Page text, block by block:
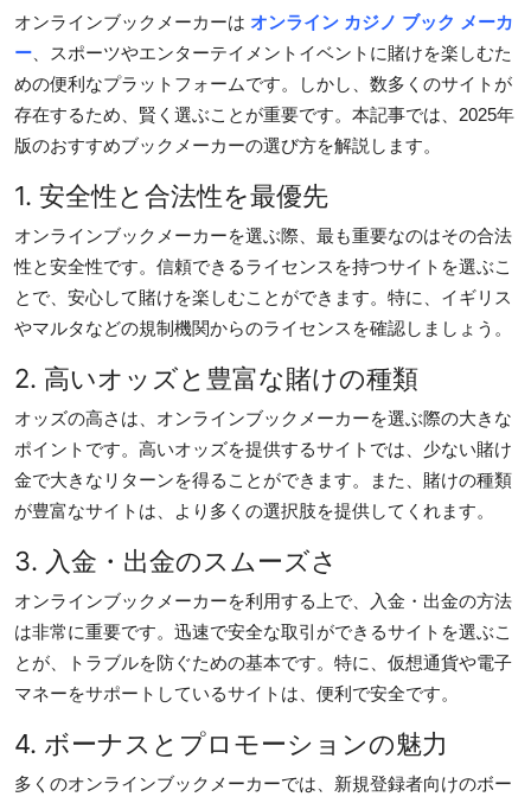
Business
Finance
Tech
Real Estate
General
Top 10
How To
Support Number
オンラインブックメーカーは オンライン カジノ ブック メーカ
ー 、スポーツやエンターテイメントイベントに賭けを楽しむた
めの便利なプラットフォームです。しかし、数多くのサイトが
存在するため、賢く選ぶことが重要です。本記事では、2025年
版のおすすめブックメーカーの選び方を解説します。
1. 安全性と合法性を最優先
オンラインブックメーカーを選ぶ際、最も重要なのはその合法
性と安全性です。信頼できるライセンスを持つサイトを選ぶこ
とで、安心して賭けを楽しむことができます。特に、イギリス
やマルタなどの規制機関からのライセンスを確認しましょう。
2. 高いオッズと豊富な賭けの種類
オッズの高さは、オンラインブックメーカーを選ぶ際の大きな
ポイントです。高いオッズを提供するサイトでは、少ない賭け
金で大きなリターンを得ることができます。また、賭けの種類
が豊富なサイトは、より多くの選択肢を提供してくれます。
3. 入金・出金のスムーズさ
オンラインブックメーカーを利用する上で、入金・出金の方法
は非常に重要です。迅速で安全な取引ができるサイトを選ぶこ
とが、トラブルを防ぐための基本です。特に、仮想通貨や電子
マネーをサポートしているサイトは、便利で安全です。
4. ボーナスとプロモーションの魅力
多くのオンラインブックメーカーでは、新規登録者向けのボー